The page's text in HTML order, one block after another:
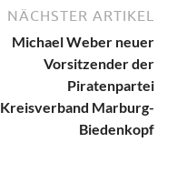
NÄCHSTER ARTIKEL
Michael Weber neuer
Vorsitzender der
Piratenpartei
Kreisverband Marburg-
Biedenkopf